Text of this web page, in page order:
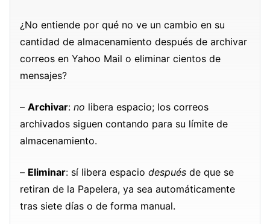
¿No entiende por qué no ve un cambio en su
cantidad de almacenamiento después de archivar
correos en Yahoo Mail o eliminar cientos de
mensajes?
– Archivar: no libera espacio; los correos
archivados siguen contando para su límite de
almacenamiento.
– Eliminar: sí libera espacio después de que se
retiran de la Papelera, ya sea automáticamente
tras siete días o de forma manual.